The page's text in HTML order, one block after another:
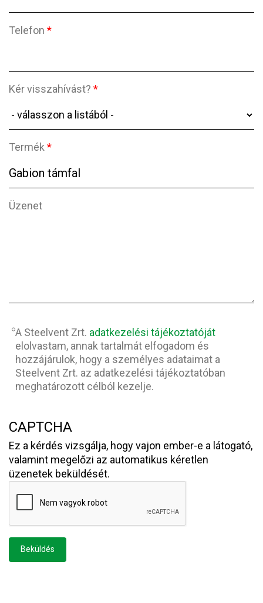
Telefon *
Kér visszahívást? *
Termék *
Üzenet
A Steelvent Zrt. adatkezelési tájékoztatóját
elolvastam, annak tartalmát elfogadom és
hozzájárulok, hogy a személyes adataimat a
Steelvent Zrt. az adatkezelési tájékoztatóban
meghatározott célból kezelje.
CAPTCHA
Ez a kérdés vizsgálja, hogy vajon ember-e a látogató,
valamint megelőzi az automatikus kéretlen
üzenetek beküldését.